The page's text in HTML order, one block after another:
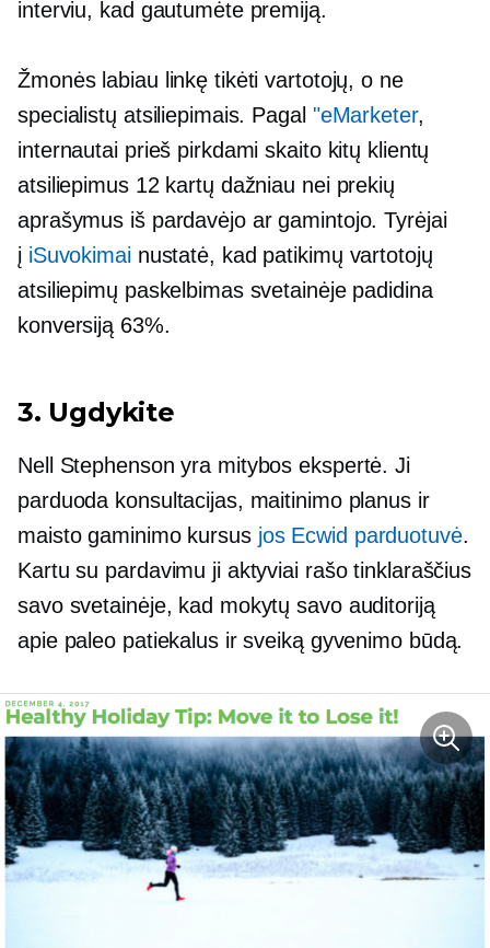
interviu, kad gautumėte premiją.
Žmonės labiau linkę tikėti vartotojų, o ne
specialistų atsiliepimais. Pagal "eMarketer,
internautai prieš pirkdami skaito kitų klientų
atsiliepimus 12 kartų dažniau nei prekių
aprašymus iš pardavėjo ar gamintojo. Tyrėjai
į iSuvokimainustatė, kad patikimų vartotojų
atsiliepimų paskelbimas svetainėje padidina
konversiją 63%.
3. Ugdykite
Nell Stephenson yra mitybos ekspertė. Ji
parduoda konsultacijas, maitinimo planus ir
maisto gaminimo kursus jos Ecwid parduotuvė.
Kartu su pardavimu ji aktyviai rašo tinklaraščius
savo svetainėje, kad mokytų savo auditoriją
apie paleo patiekalus ir sveiką gyvenimo būdą.